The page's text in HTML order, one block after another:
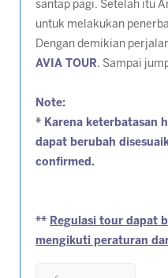
santap pagi. Setelah itu
untuk melakukan
Dengan demikian
AVIA TOUR. Sampai
Note:
* Karena keterbatasan
dapat berubah
confirmed.
** Regulasi tour dapat
mengikuti peraturan